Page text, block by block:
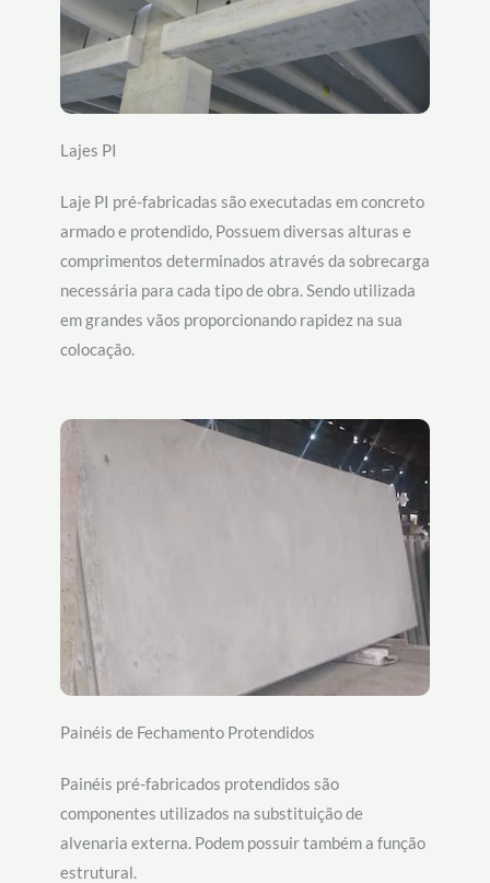
Lajes PI
Laje PI pré-fabricadas são executadas em concreto
armado e protendido, Possuem diversas alturas e
comprimentos determinados através da sobrecarga
necessária para cada tipo de obra. Sendo utilizada
em grandes vãos proporcionando rapidez na sua
colocação.
Painéis de Fechamento Protendidos
Painéis pré-fabricados protendidos são
componentes utilizados na substituição de
alvenaria externa. Podem possuir também a função
estrutural.